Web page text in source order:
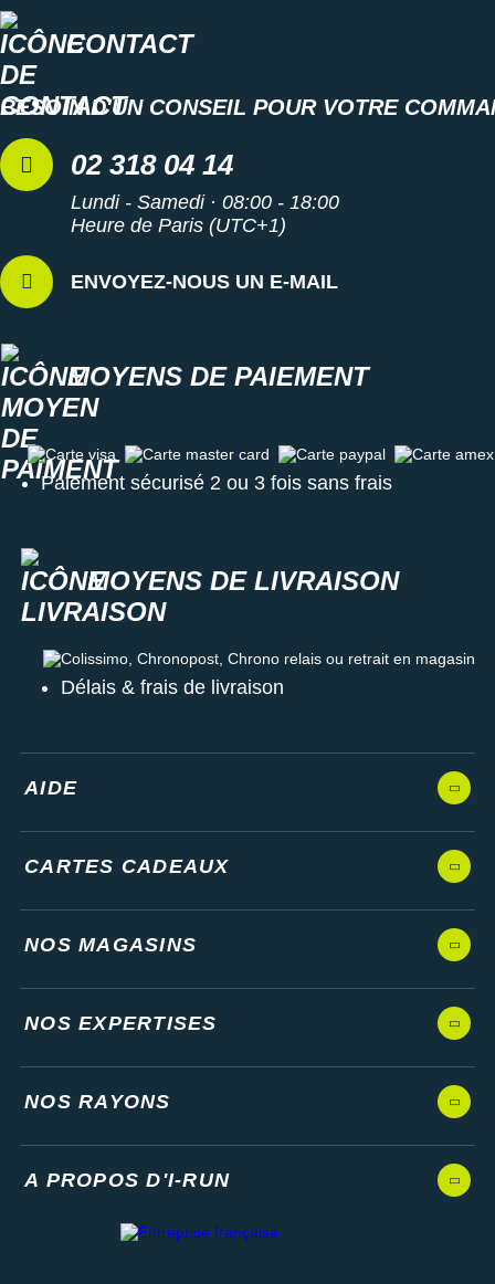
CONTACT
BESOIN D'UN CONSEIL POUR VOTRE
02 318 04 14
Lundi - Samedi · 08:00 - 18:00
Heure de Paris (UTC+1)
ENVOYEZ-NOUS UN E-MAIL
MOYENS DE PAIEMENT
Carte visa Carte master card Carte paypal Carte amex
Paiement sécurisé 2 ou 3 fois sans frais
MOYENS DE LIVRAISON
Colissimo, Chronopost, Chrono relais ou retrait en magasin
Délais & frais de livraison
AIDE
CARTES CADEAUX
NOS MAGASINS
NOS EXPERTISES
NOS RAYONS
A PROPOS D'I-RUN